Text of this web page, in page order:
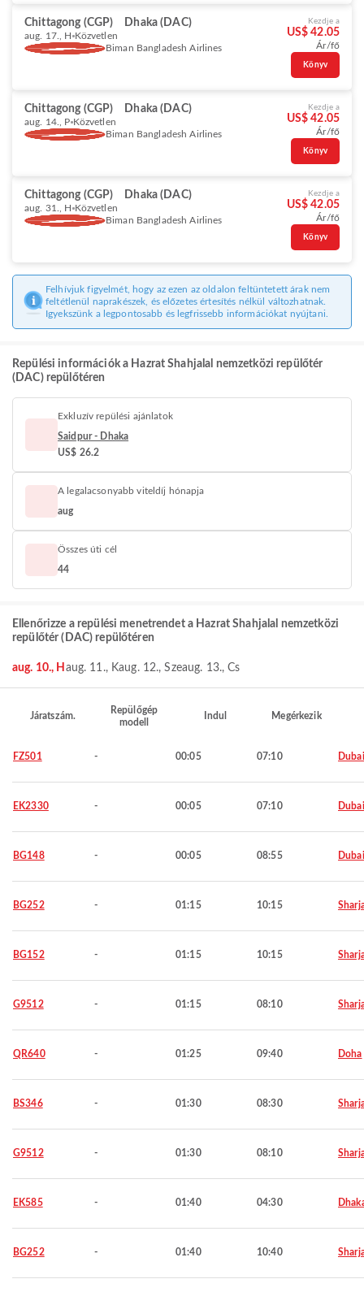
Chittagong (CGP) Dhaka (DAC)
aug. 17., H Közvetlen
Biman Bangladesh Airlines
Kezdje a
US$ 42.05
Ár/fő
Könyv
Chittagong (CGP) Dhaka (DAC)
aug. 14., P Közvetlen
Biman Bangladesh Airlines
Kezdje a
US$ 42.05
Ár/fő
Könyv
Chittagong (CGP) Dhaka (DAC)
aug. 31., H Közvetlen
Biman Bangladesh Airlines
Kezdje a
US$ 42.05
Ár/fő
Könyv
Felhívjuk figyelmét, hogy az ezen az oldalon feltüntetett árak nem
feltétlenül naprakészek, és előzetes értesítés nélkül változhatnak.
Igyekszünk a legpontosabb és legfrissebb információkat nyújtani.
Repülési információk a Hazrat Shahjalal nemzetközi repülőtér
(DAC) repülőtéren
Exkluzív repülési ajánlatok
Saidpur - Dhaka
US$ 26.2
A legalacsonyabb viteldíj hónapja
aug
Összes úti cél
44
Ellenőrizze a repülési menetrendet a Hazrat Shahjalal nemzetközi
repülőtér (DAC) repülőtéren
aug. 10., H aug. 11., Kaug. 12., Szeaug. 13., Cs
Járatszám.
Repülőgép
modell
Indul Megérkezik
FZ501 - 00:05 07:10 Dubai
EK2330 - 00:05 07:10 Dubai
BG148 - 00:05 08:55 Dubai
BG252 - 01:15 10:15
BG152 - 01:15 10:15
G9512 - 01:15 08:10
QR640 - 01:25 09:40 Doha
BS346 - 01:30 08:30
G9512 - 01:30 08:10
EK585 - 01:40 04:30
BG252 - 01:40 10:40